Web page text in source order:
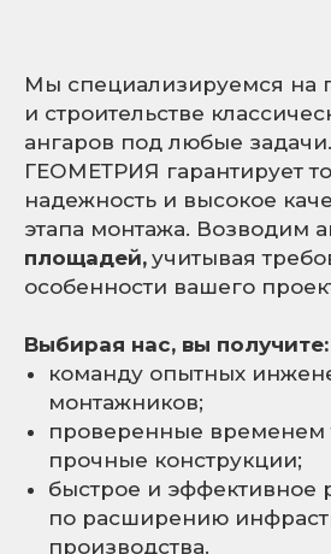
Мы специализируемся на
и строительстве
ангаров под любые
ГЕОМЕТРИЯ гарантирует
надежность и высокое
этапа монтажа. Возводим
площадей, учитывая
особенности вашего
Выбирая нас, вы получите:
команду опытных
монтажников;
проверенные временем
прочные конструкции;
быстрое и эффективное
по расширению
производства.